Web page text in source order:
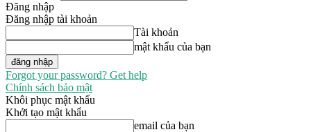
Đăng nhập
Đăng nhập tài khoản
Tài khoản
mật khẩu của bạn
Forgot your password? Get help
Chính sách bảo mật
Khôi phục mật khẩu
Khởi tạo mật khẩu
email của bạn